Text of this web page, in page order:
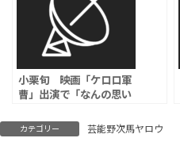
小栗旬 映画「ケロロ軍
曹」出演で「なんの思い
し「もっと言葉を選ぶべ
きでは」「こんな言われ
カテゴリー 芸能野次馬ヤロウ